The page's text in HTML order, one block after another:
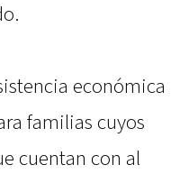
económica
familias cuyos
cuentan con al